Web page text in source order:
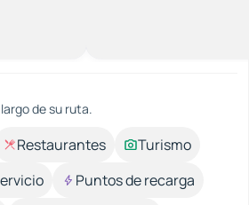
de su ruta.
Restaurantes
Turismo
Puntos de recarga